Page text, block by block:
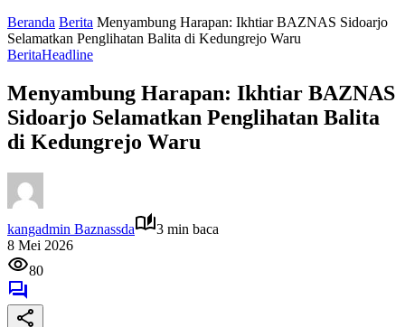
Beranda Berita Menyambung Harapan: Ikhtiar BAZNAS Sidoarjo
Selamatkan Penglihatan Balita di Kedungrejo Waru
BeritaHeadline
Menyambung Harapan: Ikhtiar BAZNAS
Sidoarjo Selamatkan Penglihatan Balita
di Kedungrejo Waru
kangadmin Baznassda
3 min baca
8 Mei 2026
80